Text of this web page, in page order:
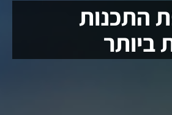
התכנות
ביותר